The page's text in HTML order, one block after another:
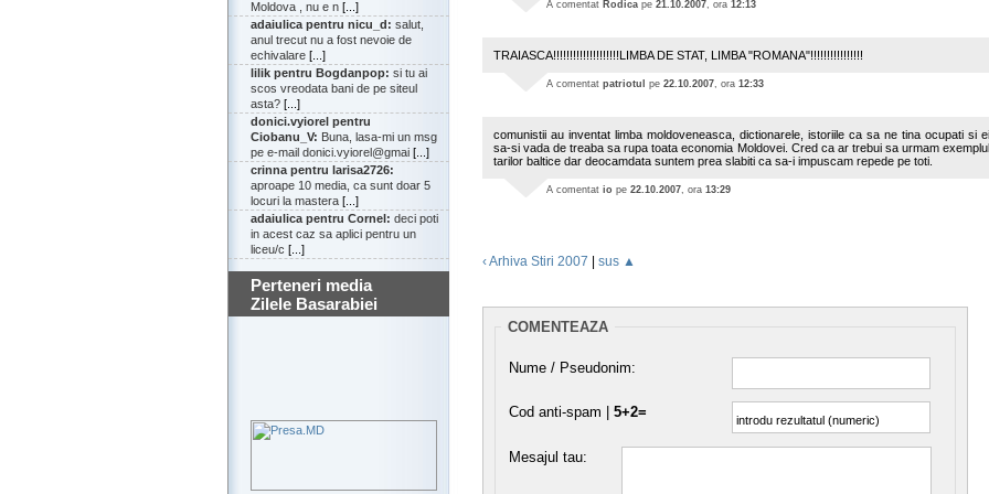
Moldova , nu e n [...]
adaiulica pentru nicu_d: salut,
anul trecut nu a fost nevoie de
echivalare [...]
lilik pentru Bogdanpop: si tu ai
scos vreodata bani de pe siteul
asta? [...]
donici.vyiorel pentru
Ciobanu_V: Buna, lasa-mi un msg
pe e-mail donici.vyiorel@gmai [...]
crinna pentru larisa2726:
aproape 10 media, ca sunt doar 5
locuri la mastera [...]
adaiulica pentru Cornel: deci poti
in acest caz sa aplici pentru un
liceu/c [...]
Perteneri media
Zilele Basarabiei
A comentat Rodica pe 21.10.2007, ora 12:13
TRAIASCA!!!!!!!!!!!!!!!!!!!!LIMBA DE STAT, LIMBA "ROMANA"!!!!!!!!!!!!!!!!
A comentat patriotul pe 22.10.2007, ora 12:33
comunistii au inventat limba moldoveneasca, dictionarele, istoriile ca sa ne tina ocupati si ei
sa-si vada de treaba sa rupa toata economia Moldovei. Cred ca ar trebui sa urmam exemplul
tarilor baltice dar deocamdata suntem prea slabiti ca sa-i impuscam repede pe toti.
A comentat io pe 22.10.2007, ora 13:29
‹ Arhiva Stiri 2007 sus ▲
COMENTEAZA
Nume / Pseudonim:
Cod anti-spam | 5+2=
Mesajul tau: